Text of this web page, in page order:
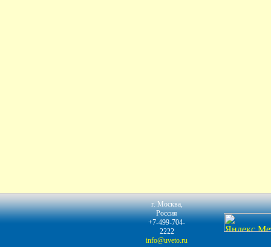
г. Москва,
Россия
+7-499-704-
2222
info@uveto.ru